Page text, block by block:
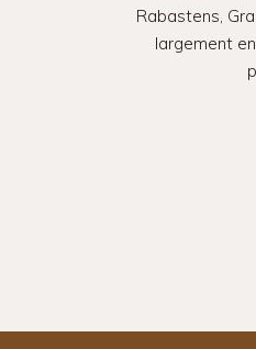
Rabastens,
largement